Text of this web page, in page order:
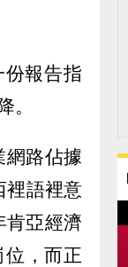
報告指
。
網路佔據
裡語裡意
肯亞經濟
，而正